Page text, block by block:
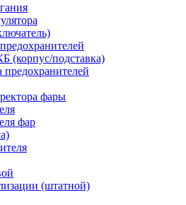
(корпус/подставка)
фары
фар
(штатной)